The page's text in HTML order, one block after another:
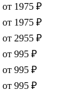
от 1975 ₽
от 1975 ₽
от 2955 ₽
от 995 ₽
от 995 ₽
от 995 ₽